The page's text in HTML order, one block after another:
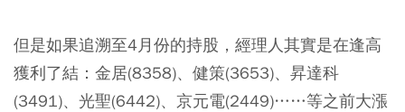
但是如果追溯至4月份的持股，經理人其實是在逢高
獲利了結：金居(8358)、健策(3653)、昇達科
(3491)、光聖(6442)、京元電(2449)……等之前大漲